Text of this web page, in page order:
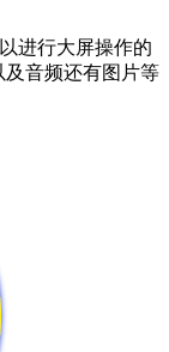
以进行大屏操作的
音频还有图片等